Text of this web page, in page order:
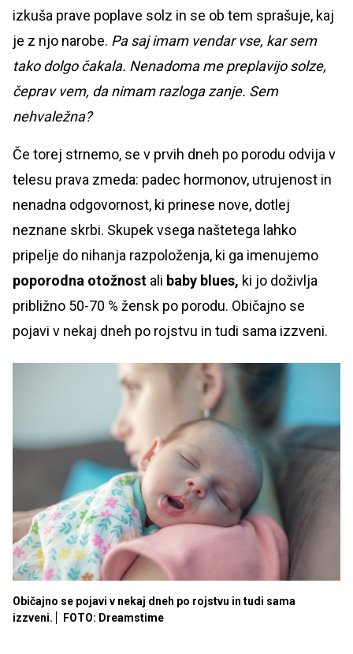
izkuša prave poplave solz in se ob tem sprašuje, kaj
je z njo narobe. Pa saj imam vendar vse, kar sem
tako dolgo čakala. Nenadoma me preplavijo solze,
čeprav vem, da nimam razloga zanje. Sem
nehvaležna?
Če torej strnemo, se v prvih dneh po porodu odvija v
telesu prava zmeda: padec hormonov, utrujenost in
nenadna odgovornost, ki prinese nove, dotlej
neznane skrbi. Skupek vsega naštetega lahko
pripelje do nihanja razpoloženja, ki ga imenujemo
poporodna otožnost ali baby blues, ki jo doživlja
približno 50-70 % žensk po porodu. Običajno se
pojavi v nekaj dneh po rojstvu in tudi sama izzveni.
Običajno se pojavi v nekaj dneh po rojstvu in tudi sama
izzveni.
FOTO: Dreamstime